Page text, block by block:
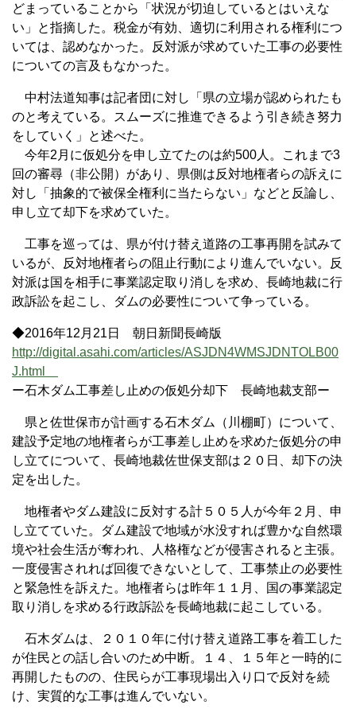
どまっていることから「状況が切迫しているとはいえな
い」と指摘した。税金が有効、適切に利用される権利につ
いては、認めなかった。反対派が求めていた工事の必要性
についての言及もなかった。
中村法道知事は記者団に対し「県の立場が認められたも
のと考えている。スムーズに推進できるよう引き続き努力
をしていく」と述べた。
今年2月に仮処分を申し立てたのは約500人。これまで3
回の審尋（非公開）があり、県側は反対地権者らの訴えに
対し「抽象的で被保全権利に当たらない」などと反論し、
申し立て却下を求めていた。
工事を巡っては、県が付け替え道路の工事再開を試みて
いるが、反対地権者らの阻止行動により進んでいない。反
対派は国を相手に事業認定取り消しを求め、長崎地裁に行
政訴訟を起こし、ダムの必要性について争っている。
◆2016年12月21日 朝日新聞長崎版
http://digital.asahi.com/articles/ASJDN4WMSJDNTOLB00
J.html
ー石木ダム工事差し止めの仮処分却下 長崎地裁支部ー
県と佐世保市が計画する石木ダム（川棚町）について、
建設予定地の地権者らが工事差し止めを求めた仮処分の申
し立てについて、長崎地裁佐世保支部は２０日、却下の決
定を出した。
地権者やダム建設に反対する計５０５人が今年２月、申
し立てていた。ダム建設で地域が水没すれば豊かな自然環
境や社会生活が奪われ、人格権などが侵害されると主張。
一度侵害されれば回復できないとして、工事禁止の必要性
と緊急性を訴えた。地権者らは昨年１１月、国の事業認定
取り消しを求める行政訴訟を長崎地裁に起こしている。
石木ダムは、２０１０年に付け替え道路工事を着工した
が住民との話し合いのため中断。１４、１５年と一時的に
再開したものの、住民らが工事現場出入り口で反対を続
け、実質的な工事は進んでいない。